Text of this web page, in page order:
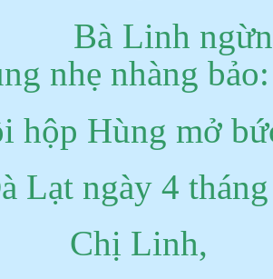
Bà Linh
nhẹ nhàng
hộp Hùng mở
Lạt ngày 4
Chị Linh,